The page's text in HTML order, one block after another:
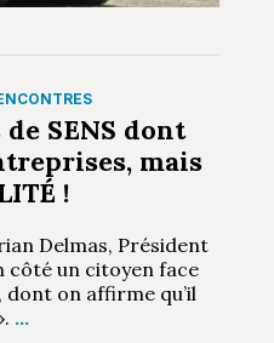
de SENS dont
mais
!
Delmas, Président
côté un citoyen face
dont on affirme qu’il
…